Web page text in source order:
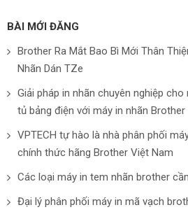
BÀI MỚI ĐĂNG
Brother Ra Mắt Bao Bì Mới Thân
Nhãn Dán TZe
Giải pháp in nhãn chuyên nghiệp
tủ bảng điện với máy in nhãn Brother
VPTECH tự hào là nhà phân phối
chính thức hãng Brother Việt Nam
Các loại máy in tem nhãn brother
Đại lý phân phối máy in mã vạch